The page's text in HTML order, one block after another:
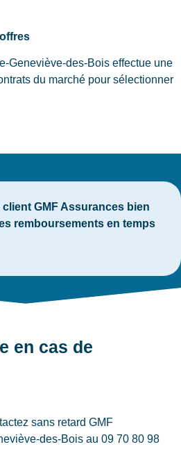
Geneviève-des-Bois effectue une
du marché pour sélectionner
GMF Assurances bien
remboursements en temps
en cas de
sans retard GMF
des-Bois au 09 70 80 98